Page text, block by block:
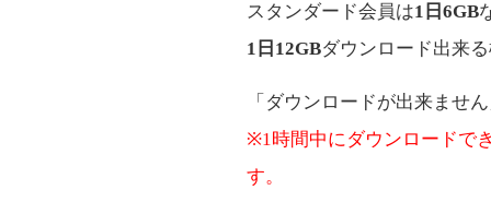
スタンダード会員は1日6GB
1日12GBダウンロード出来
「ダウンロードが出来ませ
※1時間中にダウンロードで
す。